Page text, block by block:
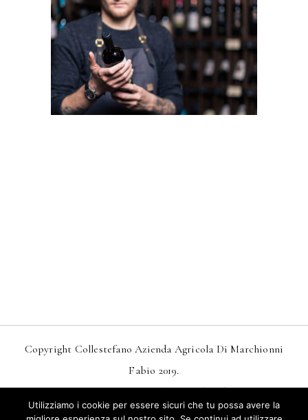
Copyright Collestefano Azienda Agricola Di Marchionni
Fabio 2019.
DesignMarkDesignStudio.itAndWebtoo.it
Privacy – Condizioni Generali Di Vendita
Utilizziamo i cookie per essere sicuri che tu possa avere la